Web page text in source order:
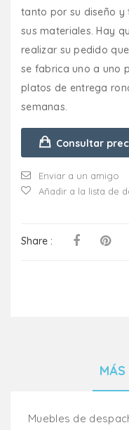
tanto por su diseño y
sus materiales. Hay
realizar su pedido
se fabrica uno a uno
platos de entrega
semanas.
Consultar
Enviar a un amigo
Añadir a la lista de
Share :
Muebles de